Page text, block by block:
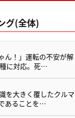
グ(全体)
ん！」運転の不安が解
に対応。死…
を大きく覆したクルマ
あることを…